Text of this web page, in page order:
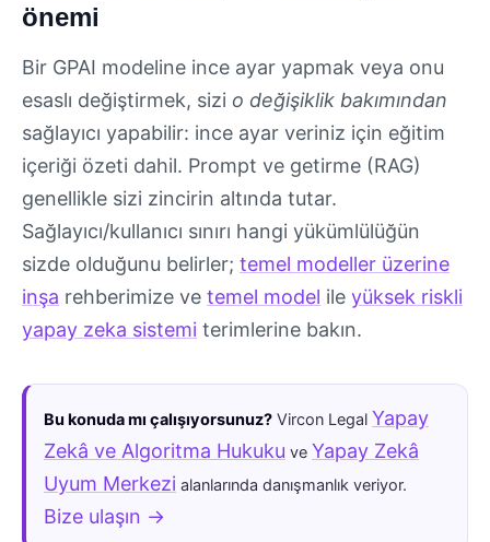
önemi
Bir GPAI modeline ince ayar yapmak veya onu
esaslı değiştirmek, sizi o değişiklik bakımından
sağlayıcı yapabilir: ince ayar veriniz için eğitim
içeriği özeti dahil. Prompt ve getirme (RAG)
genellikle sizi zincirin altında tutar.
Sağlayıcı/kullanıcı sınırı hangi yükümlülüğün
sizde olduğunu belirler; temel modeller üzerine
inşa rehberimize ve temel model ile yüksek riskli
yapay zeka sistemi terimlerine bakın.
Bu konuda mı çalışıyorsunuz? Vircon Legal Yapay
Zekâ ve Algoritma Hukuku ve Yapay Zekâ
Uyum Merkezi alanlarında danışmanlık veriyor.
Bize ulaşın →